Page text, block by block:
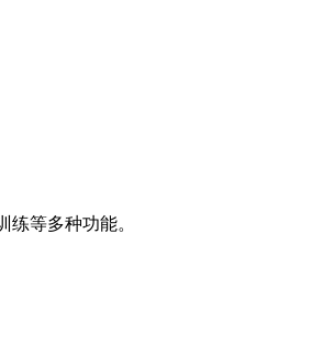
等多种功能。